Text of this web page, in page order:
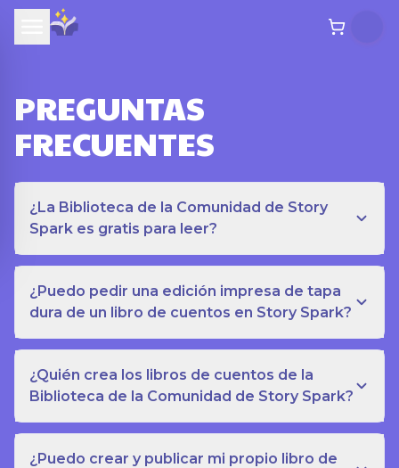
PREGUNTAS
FRECUENTES
¿La Biblioteca de la Comunidad de Story
Spark es gratis para leer?
¿Puedo pedir una edición impresa de tapa
dura de un libro de cuentos en Story Spark?
¿Quién crea los libros de cuentos de la
Biblioteca de la Comunidad de Story Spark?
¿Puedo crear y publicar mi propio libro de